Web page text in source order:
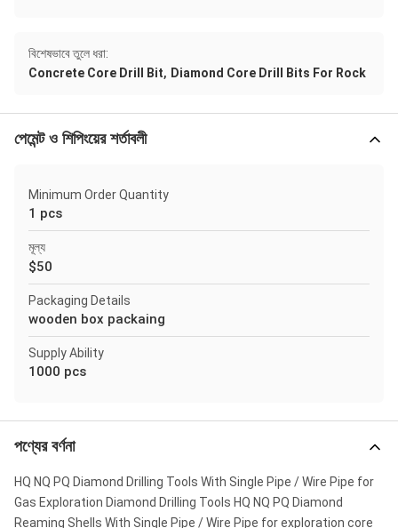
বিশেষভাবে তুলে ধরা:
Concrete Core Drill Bit, Diamond Core Drill Bits For Rock
পেমেন্ট ও শিপিংয়ের শর্তাবলী
Minimum Order Quantity
1 pcs
মূল্য
$50
Packaging Details
wooden box packaing
Supply Ability
1000 pcs
পণ্যের বর্ণনা
HQ NQ PQ Diamond Drilling Tools With Single Pipe / Wire Pipe for
Gas Exploration Diamond Drilling Tools HQ NQ PQ Diamond
Reaming Shells With Single Pipe / Wire Pipe for exploration core